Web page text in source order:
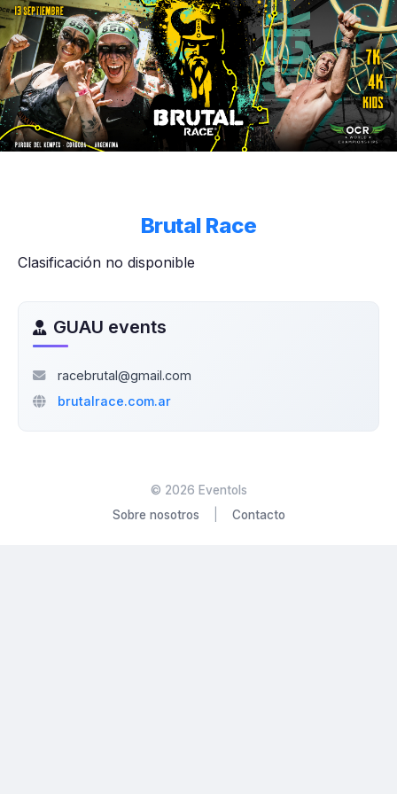
Brutal Race
Clasificación no disponible
GUAU events
racebrutal@gmail.com
brutalrace.com.ar
© 2026 Eventols
Sobre nosotros
Contacto